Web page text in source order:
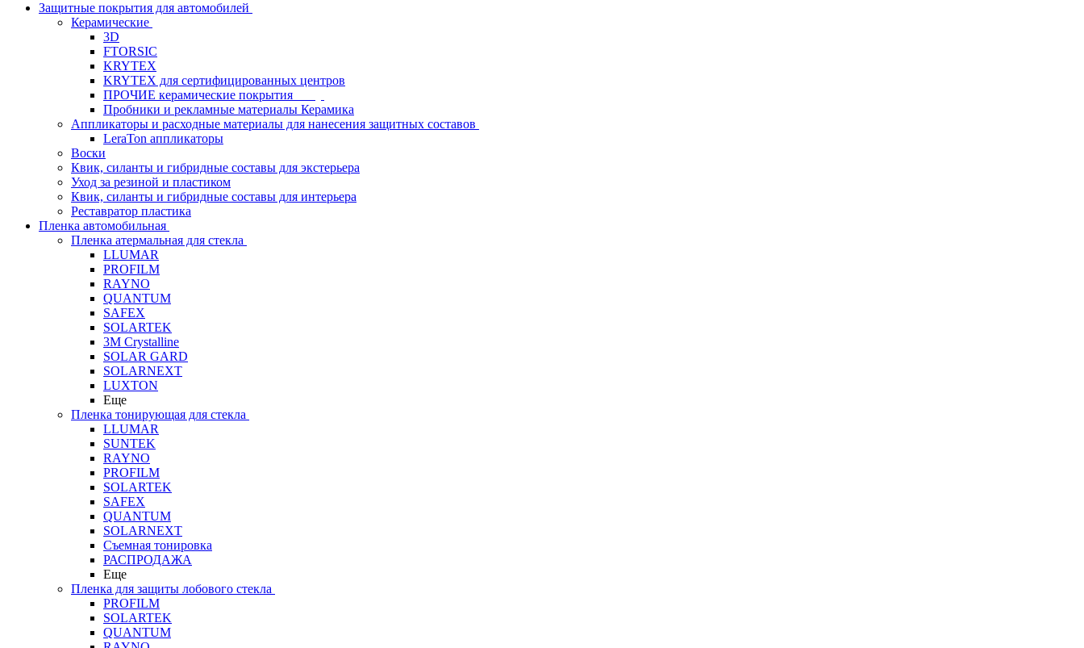
Защитные покрытия для автомобилей
Керамические
3D
FTORSIC
KRYTEX
KRYTEX для сертифицированных центров
ПРОЧИЕ керамические покрытия
Пробники и рекламные материалы Керамика
Аппликаторы и расходные материалы для нанесения защитных составов
LeraTon аппликаторы
Воски
Квик, силанты и гибридные составы для экстерьера
Уход за резиной и пластиком
Квик, силанты и гибридные составы для интерьера
Реставратор пластика
Пленка автомобильная
Пленка атермальная для стекла
LLUMAR
PROFILM
RAYNO
QUANTUM
SAFEX
SOLARTEK
3M Crystalline
SOLAR GARD
SOLARNEXT
LUXTON
Еще
Пленка тонирующая для стекла
LLUMAR
SUNTEK
RAYNO
PROFILM
SOLARTEK
SAFEX
QUANTUM
SOLARNEXT
Съемная тонировка
РАСПРОДАЖА
Еще
Пленка для защиты лобового стекла
PROFILM
SOLARTEK
QUANTUM